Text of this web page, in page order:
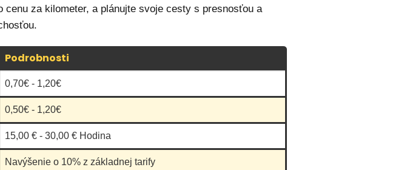
za kilometer, a plánujte svoje cesty s presnosťou a
Podrobnosti
0,70€ - 1,20€
0,50€ - 1,20€
15,00 € - 30,00 € Hodina
Navýšenie o 10% z základnej tarify